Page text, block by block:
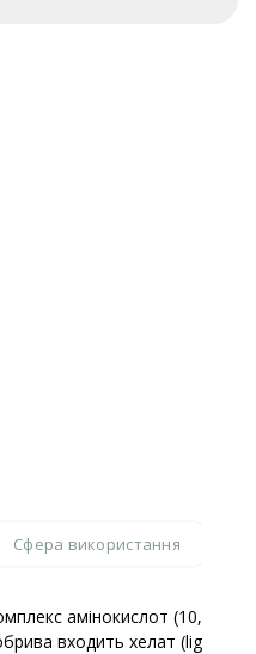
Сфера використання
амінокислот (10,36%)
входить хелат